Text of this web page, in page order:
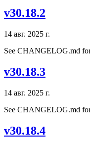
v30.18.2
14 авг. 2025 г.
See CHANGELOG.md for
v30.18.3
14 авг. 2025 г.
See CHANGELOG.md for
v30.18.4